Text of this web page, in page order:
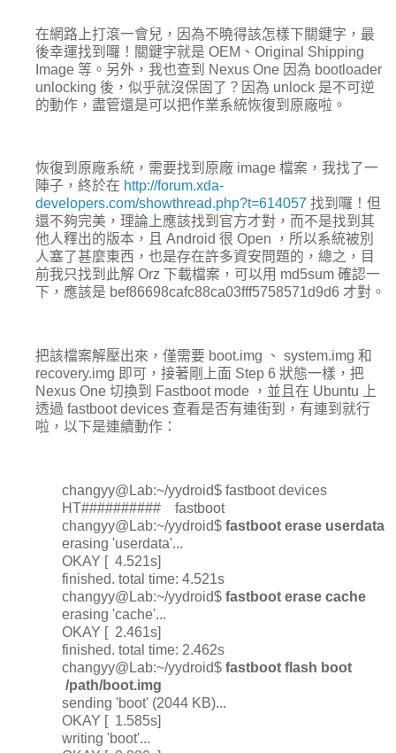
在網路上打滾一會兒，因為不曉得該怎樣下關鍵字，最
後幸運找到囉！關鍵字就是 OEM、Original Shipping
Image 等。另外，我也查到 Nexus One 因為 bootloader
unlocking 後，似乎就沒保固了？因為 unlock 是不可逆
的動作，盡管還是可以把作業系統恢復到原廠啦。
恢復到原廠系統，需要找到原廠 image 檔案，我找了一
陣子，終於在 http://forum.xda-
developers.com/showthread.php?t=614057 找到囉！但
還不夠完美，理論上應該找到官方才對，而不是找到其
他人釋出的版本，且 Android 很 Open ，所以系統被別
人塞了甚麼東西，也是存在許多資安問題的，總之，目
前我只找到此解 Orz 下載檔案，可以用 md5sum 確認一
下，應該是 bef86698cafc88ca03fff5758571d9d6 才對。
把該檔案解壓出來，僅需要 boot.img 、 system.img 和
recovery.img 即可，接著剛上面 Step 6 狀態一樣，把
Nexus One 切換到 Fastboot mode ，並且在 Ubuntu 上
透過 fastboot devices 查看是否有連街到，有連到就行
啦，以下是連續動作：
changyy@Lab:~/yydroid$ fastboot devices
HT##########
fastboot
changyy@Lab:~/yydroid$ fastboot erase userdata
erasing 'userdata'...
OKAY [ 4.521s]
finished. total time: 4.521s
changyy@Lab:~/yydroid$ fastboot erase cache
erasing 'cache'...
OKAY [ 2.461s]
finished. total time: 2.462s
changyy@Lab:~/yydroid$ fastboot flash boot
/path/boot.img
sending 'boot' (2044 KB)...
OKAY [ 1.585s]
writing 'boot'...